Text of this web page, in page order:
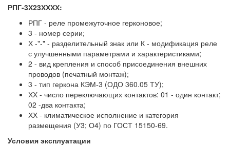
РПГ-3Х23ХХХХ:
РПГ - реле промежуточное герконовое;
3 - номер серии;
Х -"-" - разделительный знак или К - модификация реле
с улучшенными параметрами и характеристиками;
2 - вид крепления и способ присоединения внешних
проводов (печатный монтаж);
3 - тип геркона КЭМ-3 (ОДО 360.05 ТУ);
ХХ - число переключающих контактов: 01 - один контакт;
02 -два контакта;
ХХ - климатическое исполнение и категория
размещения (У3; О4) по ГОСТ 15150-69.
Условия эксплуатации